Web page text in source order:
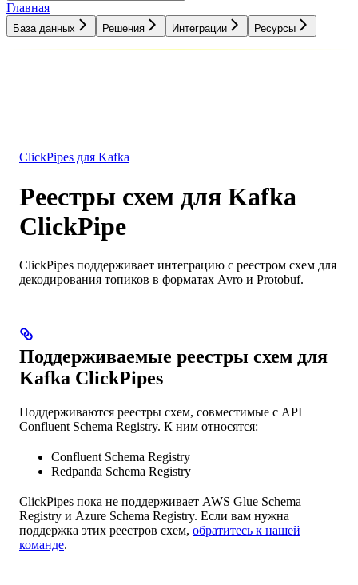
Главная
База данных Решения Интеграции Ресурсы
ClickPipes для Kafka
Реестры схем для Kafka
ClickPipe
ClickPipes поддерживает интеграцию с реестром схем для
декодирования топиков в форматах Avro и Protobuf.
Поддерживаемые реестры схем для
Kafka ClickPipes
Поддерживаются реестры схем, совместимые с API
Confluent Schema Registry. К ним относятся:
Confluent Schema Registry
Redpanda Schema Registry
ClickPipes пока не поддерживает AWS Glue Schema
Registry и Azure Schema Registry. Если вам нужна
поддержка этих реестров схем, обратитесь к нашей
команде.